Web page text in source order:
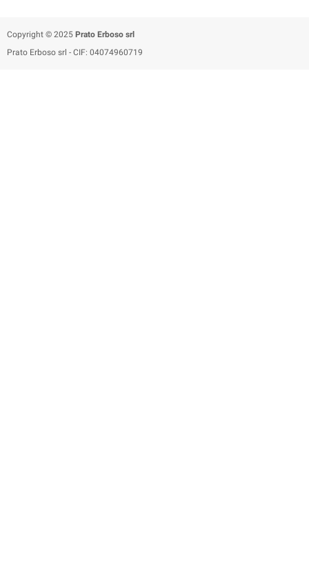
Copyright © 2025 Prato Erboso srl
Prato Erboso srl - CIF: 04074960719